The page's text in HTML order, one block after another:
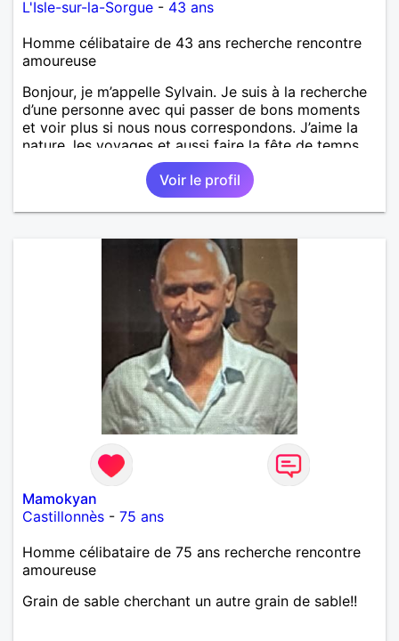
L'Isle-sur-la-Sorgue - 43 ans
Homme célibataire de 43 ans recherche rencontre
amoureuse
Bonjour, je m’appelle Sylvain. Je suis à la recherche
d’une personne avec qui passer de bons moments
et voir plus si nous nous correspondons. J’aime la
nature, les voyages et aussi faire la fête de temps
en temps ;-)Je suis papa d’un petit garçon de 7 ans
dont je m’occupe en garde alternée. J’aime à peu
près tous les styles de musique. (Oui je suis pas
trop fan de Jul). Je fais du sport pour garder la
pense en tout cas 😂)
Voir le profil
Mamokyan
Castillonnès - 75 ans
Homme célibataire de 75 ans recherche rencontre
amoureuse
Grain de sable cherchant un autre grain de sable!!